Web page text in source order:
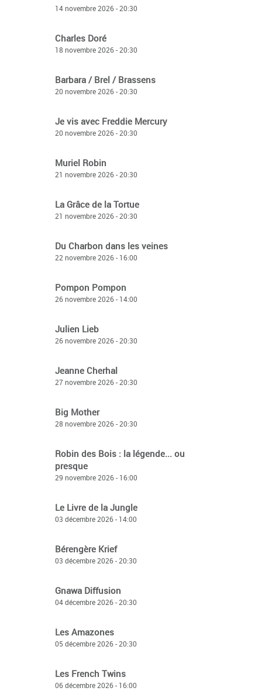
14 novembre 2026 - 20:30
Charles Doré
18 novembre 2026 - 20:30
Barbara / Brel / Brassens
20 novembre 2026 - 20:30
Je vis avec Freddie Mercury
20 novembre 2026 - 20:30
Muriel Robin
21 novembre 2026 - 20:30
La Grâce de la Tortue
21 novembre 2026 - 20:30
Du Charbon dans les veines
22 novembre 2026 - 16:00
Pompon Pompon
26 novembre 2026 - 14:00
Julien Lieb
26 novembre 2026 - 20:30
Jeanne Cherhal
27 novembre 2026 - 20:30
Big Mother
28 novembre 2026 - 20:30
Robin des Bois : la légende... ou
presque
29 novembre 2026 - 16:00
Le Livre de la Jungle
03 décembre 2026 - 14:00
Bérengère Krief
03 décembre 2026 - 20:30
Gnawa Diffusion
04 décembre 2026 - 20:30
Les Amazones
05 décembre 2026 - 20:30
Les French Twins
06 décembre 2026 - 16:00